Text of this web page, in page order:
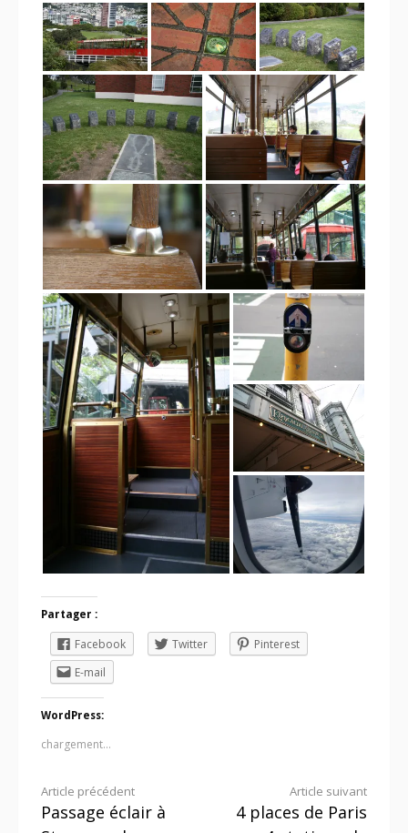
Partager :
Facebook Twitter
Pinterest
E-mail
WordPress:
chargement…
Lire
Article précédent
Passage éclair à
Article suivant
4 places de Paris